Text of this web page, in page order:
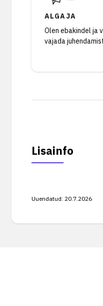
ALGAJA
Olen ebakindel ja
vajada
Lisainfo
Uuendatud: 20.7.2026